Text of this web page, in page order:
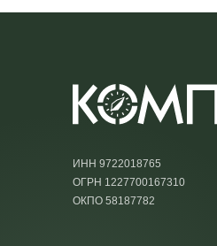
ИНН 9722018765
ОГРН 1227700167310
ОКПО 58187782